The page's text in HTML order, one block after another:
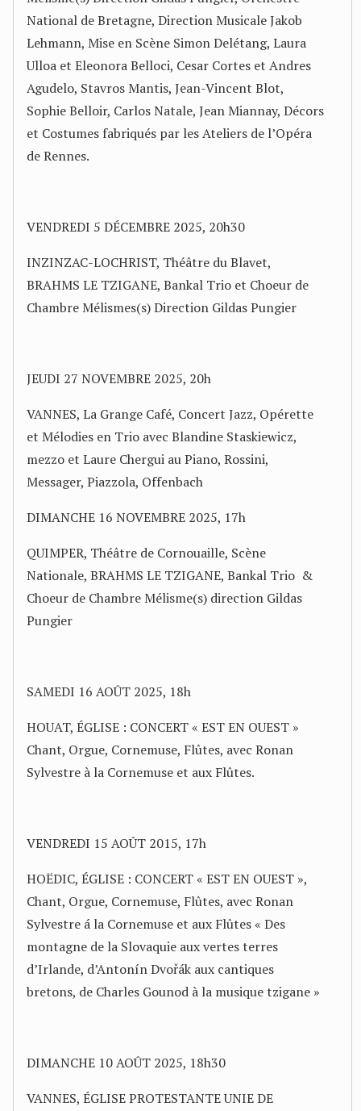
National de Bretagne, Direction Musicale Jakob
Lehmann, Mise en Scène Simon Delétang, Laura
Ulloa et Eleonora Belloci, Cesar Cortes et Andres
Agudelo, Stavros Mantis, Jean-Vincent Blot,
Sophie Belloir, Carlos Natale, Jean Miannay, Décors
et Costumes fabriqués par les Ateliers de l’Opéra
de Rennes.
VENDREDI 5 DÉCEMBRE 2025, 20h30
INZINZAC-LOCHRIST, Théâtre du Blavet,
BRAHMS LE TZIGANE, Bankal Trio et Choeur de
Chambre Mélismes(s) Direction Gildas Pungier
JEUDI 27 NOVEMBRE 2025, 20h
VANNES, La Grange Café, Concert Jazz, Opérette
et Mélodies en Trio avec Blandine Staskiewicz,
mezzo et Laure Chergui au Piano, Rossini,
Messager, Piazzola, Offenbach
DIMANCHE 16 NOVEMBRE 2025, 17h
QUIMPER, Théâtre de Cornouaille, Scène
Nationale, BRAHMS LE TZIGANE, Bankal Trio &
Choeur de Chambre Mélisme(s) direction Gildas
Pungier
SAMEDI 16 AOÛT 2025, 18h
HOUAT, ÉGLISE : CONCERT « EST EN OUEST »
Chant, Orgue, Cornemuse, Flûtes, avec Ronan
Sylvestre à la Cornemuse et aux Flûtes.
VENDREDI 15 AOÛT 2015, 17h
HOËDIC, ÉGLISE : CONCERT « EST EN OUEST »,
Chant, Orgue, Cornemuse, Flûtes, avec Ronan
Sylvestre á la Cornemuse et aux Flûtes « Des
montagne de la Slovaquie aux vertes terres
d’Irlande, d’Antonín Dvořák aux cantiques
bretons, de Charles Gounod à la musique tzigane »
DIMANCHE 10 AOÛT 2025, 18h30
VANNES, ÉGLISE PROTESTANTE UNIE DE